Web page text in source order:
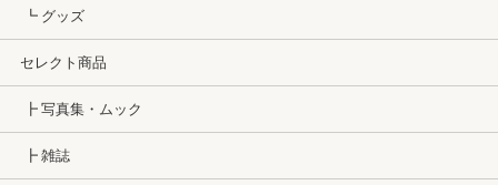
┗ グッズ
セレクト商品
┣ 写真集・ムック
┣ 雑誌